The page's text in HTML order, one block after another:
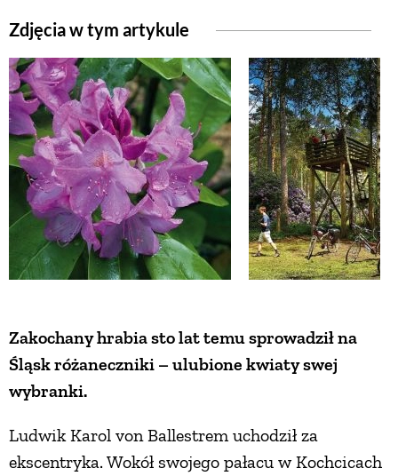
Zdjęcia w tym artykule
Zakochany hrabia sto lat temu sprowadził na
Śląsk różaneczniki – ulubione kwiaty swej
wybranki.
Ludwik Karol von Ballestrem uchodził za
ekscentryka. Wokół swojego pałacu w Kochcicach
NATURALNA APTECZKA
DLA DOMU
EKO ŻYCIE
PRZYRODA
ZWIERZĘTA W NATURZE
KRAJOBRAZ